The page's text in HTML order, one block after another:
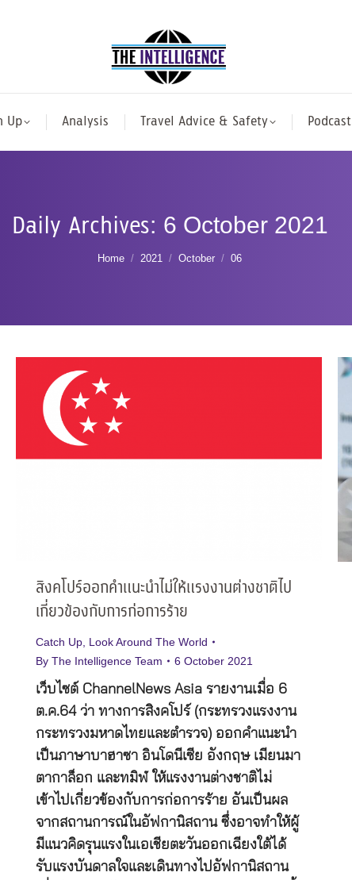
Up Analysis Travel Advice & Safety Podcast
Daily Archives: 6 October 2021
You are here:
Home 2021 October 06
สิงคโปร์ออกคำแนะนำไม่ให้แรงงานต่างชาติไป
เกี่ยวข้องกับการก่อการร้าย
Catch Up Look Around The World
By The Intelligence Team 6 October 2021
เว็บไซต์ ChannelNews Asia รายงานเมื่อ 6
ต.ค.64 ว่า ทางการสิงคโปร์ (กระทรวงแรงงาน
กระทรวงมหาดไทยและตำรวจ) ออกคำแนะนำ
เป็นภาษาบาฮาซา อินโดนีเซีย อังกฤษ เมียนมา
ตากาล็อก และทมิฬ ให้แรงงานต่างชาติไม่
เข้าไปเกี่ยวข้องกับการก่อการร้าย อันเป็นผล
จากสถานการณ์ในอัฟกานิสถาน ซึ่งอาจทำให้ผู้
มีแนวคิดรุนแรงในเอเชียตะวันออกเฉียงใต้ได้
รับแรงบันดาลใจและเดินทางไปอัฟกานิสถาน